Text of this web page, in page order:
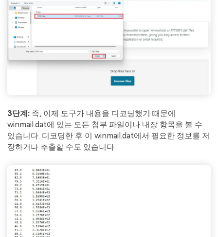
3단계: 즉, 이제 도구가 내용을 디코딩했기 때문에
winmail.dat에 있는 모든 첨부 파일이나 내장 항목을 볼 수
있습니다. 디코딩한 후 이 winmail.dat에서 필요한 정보를 저
장하거나 추출할 수도 있습니다.